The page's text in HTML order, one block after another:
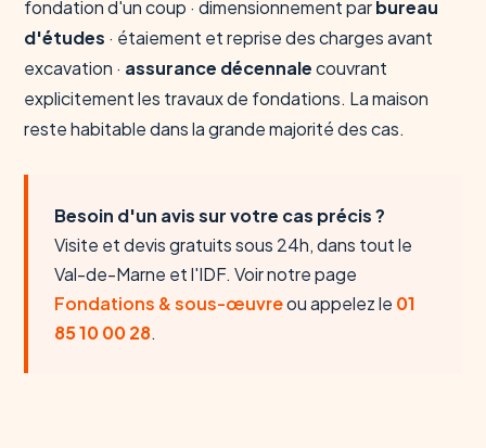
fondation d'un coup · dimensionnement parbureau
d'études · étaiement et reprise des charges avant
excavation · assurance décennalecouvrant
explicitement les travaux de fondations. La maison
reste habitable dans la grande majorité des cas.
Besoin d'un avis sur votre cas précis ?
Visite et devis gratuits sous 24h, dans tout le
Val-de-Marne et l'IDF. Voir notre page
Fondations & sous-œuvreou appelez le 01
85 10 00 28.